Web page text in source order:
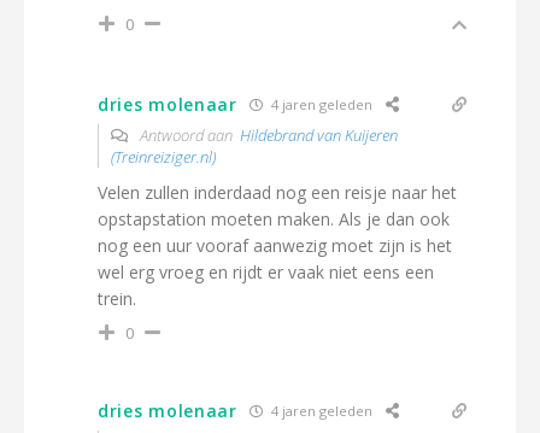
0
dries molenaar 4 jaren geleden
Antwoord aan Hildebrand van Kuijeren
(Treinreiziger.nl)
Velen zullen inderdaad nog een reisje naar het
opstapstation moeten maken. Als je dan ook
nog een uur vooraf aanwezig moet zijn is het
wel erg vroeg en rijdt er vaak niet eens een
trein.
0
dries molenaar 4 jaren geleden